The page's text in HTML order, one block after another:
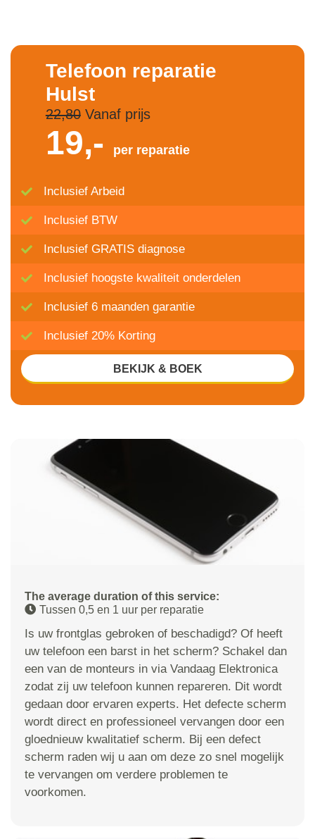
The average duration of this service:
Tussen 0,5 en 1 uur per reparatie
Is uw frontglas gebroken of beschadigd? Of heeft
uw telefoon een barst in het scherm? Schakel dan
een van de monteurs in via Vandaag Elektronica
zodat zij uw telefoon kunnen repareren. Dit wordt
gedaan door ervaren experts. Het defecte scherm
wordt direct en professioneel vervangen door een
gloednieuw kwalitatief scherm. Bij een defect
scherm raden wij u aan om deze zo snel mogelijk
te vervangen om verdere problemen te
voorkomen.
Telefoon reparatie
Hulst
22,80Vanaf prijs
19,- per reparatie
Inclusief Arbeid
Inclusief BTW
Inclusief GRATIS diagnose
Inclusief hoogste kwaliteit onderdelen
Inclusief 6 maanden garantie
Inclusief 20% Korting
BEKIJK & BOEK